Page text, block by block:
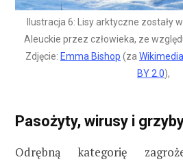
Ilustracja 6: Lisy arktyczne zostały
Aleuckie przez człowieka, ze
Zdjęcie: Emma Bishop (za
BY 2.0),
Pasożyty, wirusy i
Odrębną kategorię